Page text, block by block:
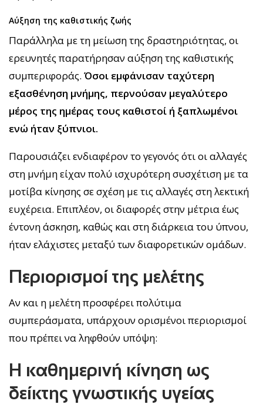
Αύξηση της καθιστικής ζωής
Παράλληλα με τη μείωση της δραστηριότητας, οι
ερευνητές παρατήρησαν αύξηση της καθιστικής
συμπεριφοράς. Όσοι εμφάνισαν ταχύτερη
εξασθένηση μνήμης, περνούσαν μεγαλύτερο
μέρος της ημέρας τους καθιστοί ή ξαπλωμένοι
ενώ ήταν ξύπνιοι.
Παρουσιάζει ενδιαφέρον το γεγονός ότι οι αλλαγές
στη μνήμη είχαν πολύ ισχυρότερη συσχέτιση με τα
μοτίβα κίνησης σε σχέση με τις αλλαγές στη λεκτική
ευχέρεια. Επιπλέον, οι διαφορές στην μέτρια έως
έντονη άσκηση, καθώς και στη διάρκεια του ύπνου,
ήταν ελάχιστες μεταξύ των διαφορετικών ομάδων.
Περιορισμοί της μελέτης
Αν και η μελέτη προσφέρει πολύτιμα
συμπεράσματα, υπάρχουν ορισμένοι περιορισμοί
που πρέπει να ληφθούν υπόψη:
Η καθημερινή κίνηση ως
δείκτης γνωστικής υγείας